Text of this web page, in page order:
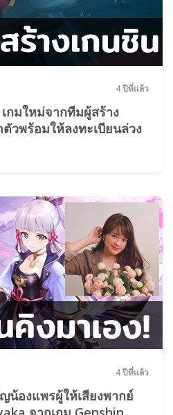
4 ปีที่แล้ว
กมใหม่จากทีมผู้สร้าง
วพร้อมให้ลงทะเบียนล่วง
4 ปีที่แล้ว
น้องแพรผู้ให้เสียงพากย์